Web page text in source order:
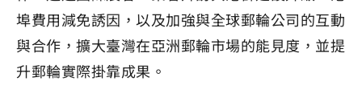
埠費用減免誘因，以及加強與全球郵輪公司的互動
與合作，擴大臺灣在亞洲郵輪市場的能見度，並提
升郵輪實際掛靠成果。